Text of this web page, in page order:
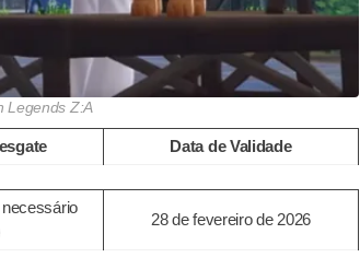
Legends Z:A
Data de Validade
28 de fevereiro de 2026